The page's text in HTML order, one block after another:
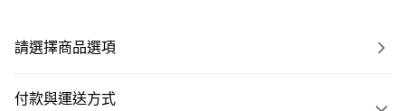
請選擇商品選項
付款與運送方式